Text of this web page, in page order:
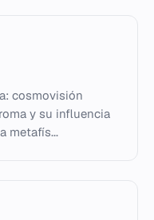
cosmovisión
y su influencia
metafís...